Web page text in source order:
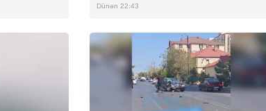
Dünən 22:43